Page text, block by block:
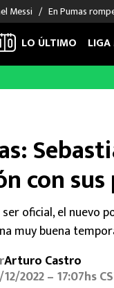
Messi En Pumas
INTERNACIONAL
League
League
Madrid
LO ÚLTIMO
con
oficial, el nuevo
muy buena
Arturo Castro
2022 – 17:07hs